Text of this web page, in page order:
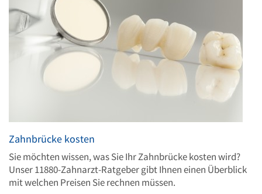
Zahnbrücke kosten
Sie möchten wissen, was Sie Ihr Zahnbrücke kosten wird?
Unser 11880-Zahnarzt-Ratgeber gibt Ihnen einen Überblick
mit welchen Preisen Sie rechnen müssen.